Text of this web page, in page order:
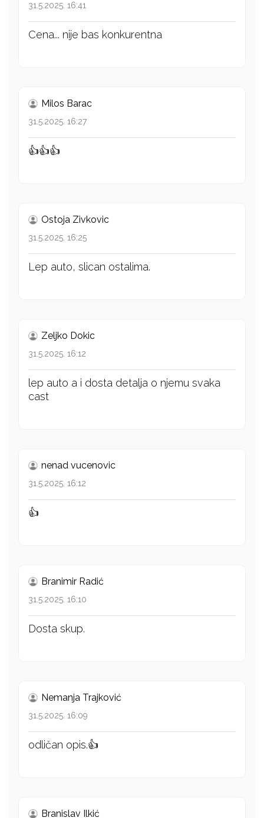
31.5.2025. 16:41
Cena... nije bas konkurentna
Milos Barac
31.5.2025. 16:27
👍👍👍
Ostoja Zivkovic
31.5.2025. 16:25
Lep auto, slican ostalima.
Zeljko Dokic
31.5.2025. 16:12
lep auto a i dosta detalja o njemu svaka
cast
nenad vucenovic
31.5.2025. 16:12
👍
Branimir Radić
31.5.2025. 16:10
Dosta skup.
Nemanja Trajković
31.5.2025. 16:09
odličan opis.👍
Branislav Ilkić